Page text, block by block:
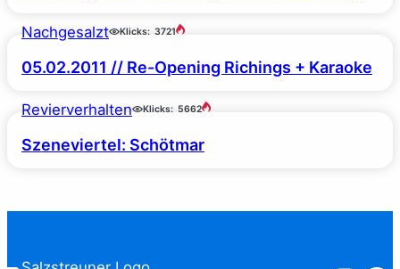
Nachgesalzt Klicks: 3721
05.02.2011 // Re-Opening Richings + Karaoke
Revierverhalten Klicks: 5662
Szeneviertel: Schötmar